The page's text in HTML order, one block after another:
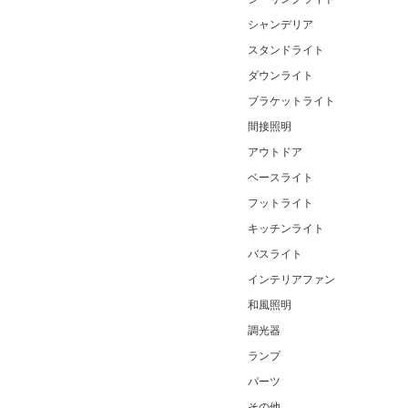
シャンデリア
スタンドライト
ダウンライト
ブラケットライト
間接照明
アウトドア
ベースライト
フットライト
キッチンライト
バスライト
インテリアファン
和風照明
調光器
ランプ
パーツ